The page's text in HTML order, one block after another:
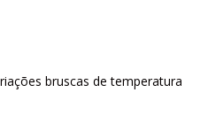
bruscas de temperatura